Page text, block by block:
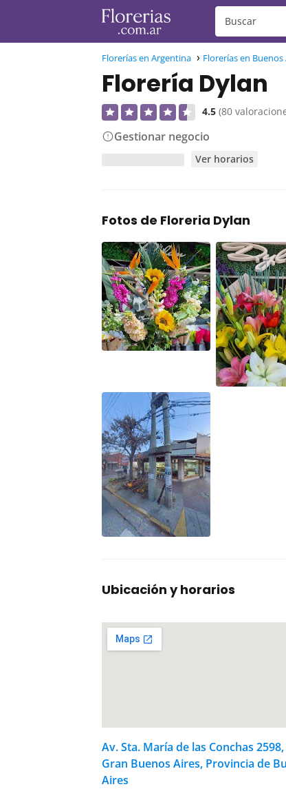
Florerías en Argentina Florerías en Buenos
Florería Dylan
4.5 (80
Gestionar negocio
Ver horarios
Fotos de Floreria Dylan
Ubicación y horarios
Av. Sta. María de las Conchas
Gran Buenos Aires, Provincia de
Aires